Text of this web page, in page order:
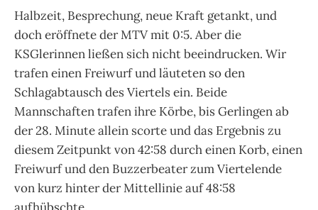
Halbzeit, Besprechung, neue Kraft getankt, und
doch eröffnete der MTV mit 0:5. Aber die
KSGlerinnen ließen sich nicht beeindrucken. Wir
trafen einen Freiwurf und läuteten so den
Schlagabtausch des Viertels ein. Beide
Mannschaften trafen ihre Körbe, bis Gerlingen ab
der 28. Minute allein scorte und das Ergebnis zu
diesem Zeitpunkt von 42:58 durch einen Korb, einen
Freiwurf und den Buzzerbeater zum Viertelende
von kurz hinter der Mittellinie auf 48:58